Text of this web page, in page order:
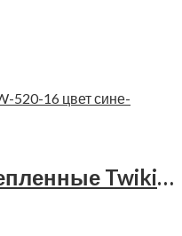
Ботинки детские утепленные Twiki, TW-520-16 цвет серо-черный